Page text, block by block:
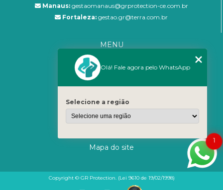
Manaus:gestaomanaus@grprotection-ce.com.br
Fortaleza: gestao.gr@terra.com.br
MENU
Empresa
Sistema SOC
Fale Conosco
Mapa do site
Copyright © GR Protection. (Lei 9610 de 19/02/1998)
1
Olá! Fale agora pelo WhatsApp
Selecione a região